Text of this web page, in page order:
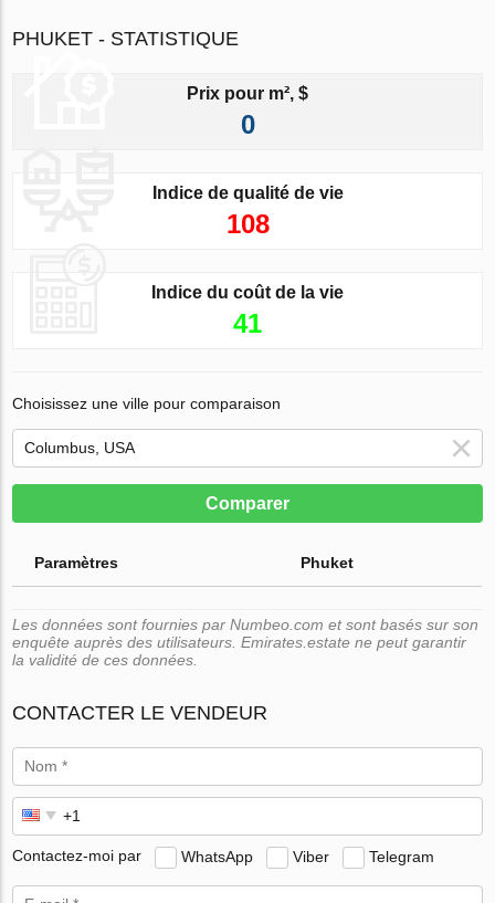
PHUKET - STATISTIQUE
Prix pour m², $
0
Indice de qualité de vie
108
Indice du coût de la vie
41
Choisissez une ville pour comparaison
Comparer
Paramètres Phuket
Les données sont fournies par Numbeo.com et sont basés sur son
enquête auprès des utilisateurs. Emirates.estate ne peut garantir
la validité de ces données.
CONTACTER LE VENDEUR
Contactez-moi par WhatsApp Viber Telegram